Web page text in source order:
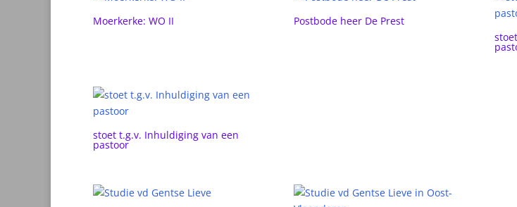
Moerkerke: WO II
Postbode heer De Prest
stoet t.g.v. Inhuldiging van een
pastoor